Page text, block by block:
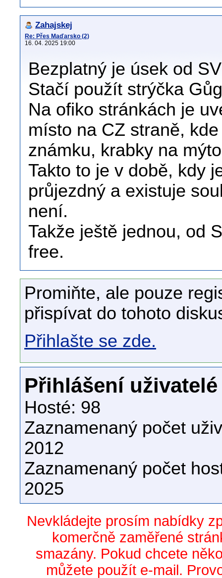
Zahajskej
Re: Přes Maďarsko (2)
16. 04. 2025 19:00
Bezplatný je úsek od
Stačí použít strýčka
Na ofiko stránkách je
místo na CZ straně,
známku, krabky na
Takto to je v době, kdy
průjezdný a existuje
není.
Takže ještě jednou, od
free.
Promiňte, ale pouze
přispívat do tohoto
Přihlašte se zde.
Přihlášení uživatelé
Hosté: 98
Zaznamenaný počet
2012
Zaznamenaný počet
2025
Nevkládejte prosím nabídky
komerčně zaměřené
smazány. Pokud chcete
můžete použít e-mail.